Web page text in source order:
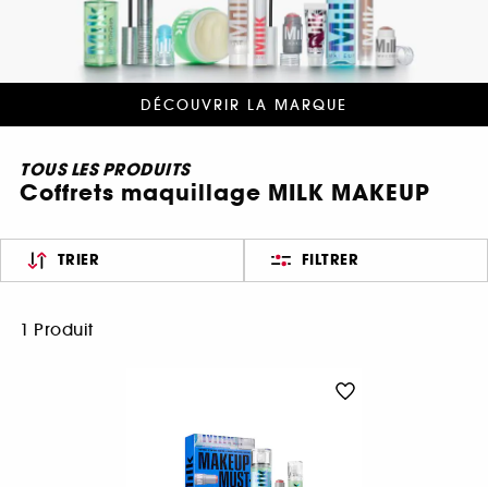
DÉCOUVRIR LA MARQUE
TOUS LES PRODUITS
Coffrets maquillage MILK MAKEUP
TRIER FILTRER
1 Produit